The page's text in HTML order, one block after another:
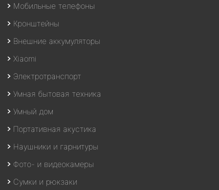
Мобильные телефоны
Кронштейны
Внешние аккумуляторы
Xiaomi
Электротранспорт
Умная бытовая техника
Умный дом
Портативная акустика
Наушники и гарнитуры
Фото- и видеокамеры
Сумки и рюкзаки